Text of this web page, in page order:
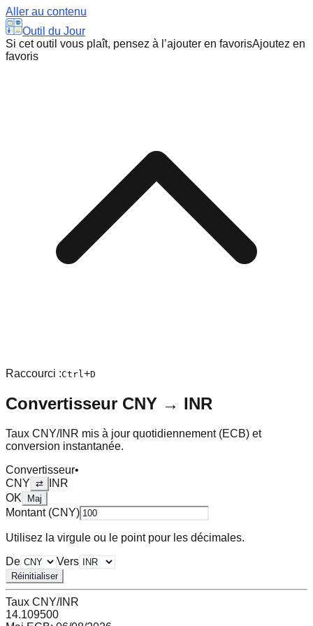
Aller au contenu
Outil du Jour
Si cet outil vous plaît, pensez à l’ajouter en favorisAjoutez en
favoris
Raccourci :Ctrl+D
Convertisseur CNY → INR
Taux CNY/INR mis à jour quotidiennement (ECB) et
conversion instantanée.
Convertisseur•
CNY ⇄
INR
OK
Maj
Montant (CNY)
Utilisez la virgule ou le point pour les décimales.
De
Vers
Réinitialiser
Taux CNY/INR
14.109500